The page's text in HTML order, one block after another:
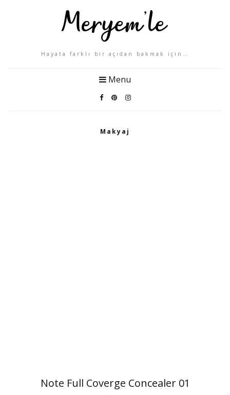
Hayata farklı bir açıdan bakmak için…
Menu
Makyaj
Note Full Coverge Concealer 01